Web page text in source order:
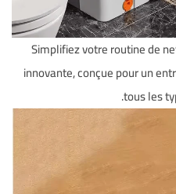
Simplifiez votre routine de
innovante, conçue pour un
tous les